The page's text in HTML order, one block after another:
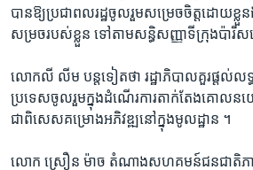
បានឱ្យប្រជាពលរដ្ឋចូលរួមសម្រេចចិត្តដោយខ្
សម្រចរបស់ខ្លួន ទៅតាមសន្ធិសញ្ញាទីក្រុងប៉ារីស
លោកលី លីម បន្តទៀតថា រដ្ឋាភិបាលគួរផ្តល់
ប្រទេសចូលរួមក្នុងដំណើរការតាក់តែងគោលន
ជាពិសេសគម្រោងអភិវឌ្ឍនៅក្នុងមូលដ្ឋាន ។
លោក ស្រឿន ម៉ាច តំណាងសហគមន៍ជនជាតិភា